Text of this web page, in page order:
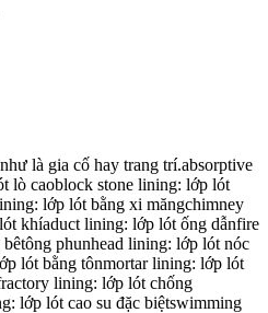
là gia cố hay trang trí.absorptive
lò caoblock stone lining: lớp lót
lớp lót bằng xi măngchimney
khíaduct lining: lớp lót ống dẫnfire
phunhead lining: lớp lót nóc
lót bằng tônmortar lining: lớp lót
lining: lớp lót chống
lớp lót cao su đặc biệtswimming